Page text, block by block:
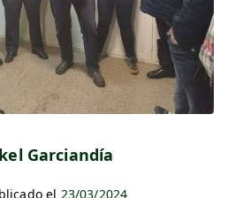
Garciandía
el 23/03/2024